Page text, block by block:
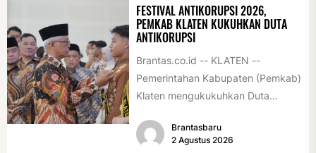
FESTIVAL ANTIKORUPSI 2026,
PEMKAB KLATEN KUKUHKAN DUTA
ANTIKORUPSI
Brantas.co.id -- KLATEN --
Pemerintahan Kabupaten (Pemkab)
Klaten mengukukuhkan Duta
pelajar dan pemuda. Pengukuhan
tersebut digelar...
Brantasbaru
2 Agustus 2026